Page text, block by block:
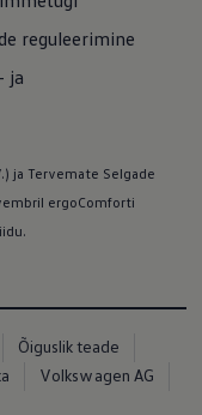
tagasikutsumine
reguleerimine
ja
ja Tervemate Selgade
ergoComforti
Õiguslik teade
Volkswagen AG